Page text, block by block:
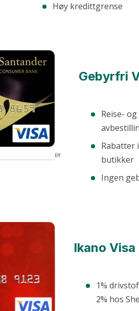
Høy kredittgrense
Eff
Gebyrfri
Reise- og
Rabatter
butikker
Ingen
Ikano Visa
1%
2% hos